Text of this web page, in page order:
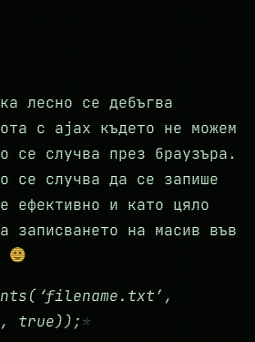
лесно се дебъгва
с ajax където не можем
се случва през браузъра.
се случва да се запише
ефективно и като цяло
записването на масив във
true));